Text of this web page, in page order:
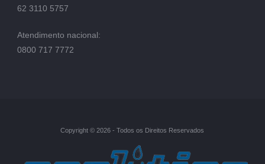
62 3110 5757
Atendimento nacional:
0800 717 7772
Copyright © 2026 - Todos os Direitos Reservados